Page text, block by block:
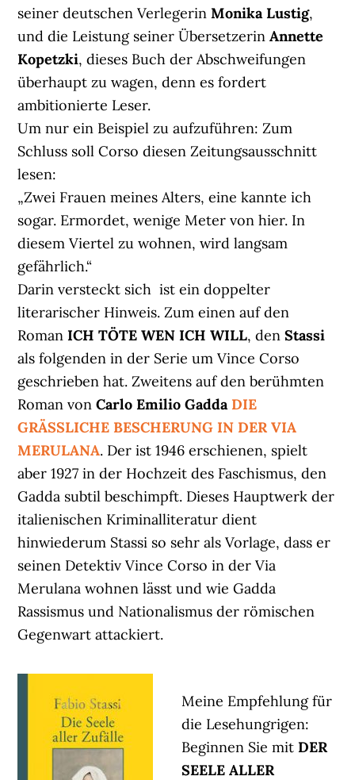
seiner deutschen VerlegerinMonika Lustig,
und die Leistung seiner ÜbersetzerinAnnette
Kopetzki, dieses Buch der Abschweifungen
überhaupt zu wagen, denn es fordert
ambitionierte Leser.
Um nur ein Beispiel zu aufzuführen: Zum
Schluss soll Corso diesen Zeitungsausschnitt
lesen:
„Zwei Frauen meines Alters, eine kannte ich
sogar. Ermordet, wenige Meter von hier. In
diesem Viertel zu wohnen, wird langsam
gefährlich.“
Darin versteckt sich ist ein doppelter
literarischer Hinweis. Zum einen auf den
RomanICH TÖTE WEN ICH WILL, denStassi
als folgenden in der Serie um Vince Corso
geschrieben hat. Zweitens auf den berühmten
Roman vonCarlo Emilio Gadda DIE
GRÄSSLICHE BESCHERUNG IN DER VIA
MERULANA. Der ist 1946 erschienen, spielt
aber 1927 in der Hochzeit des Faschismus, den
Gadda subtil beschimpft. Dieses Hauptwerk der
italienischen Kriminalliteratur dient
hinwiederum Stassi so sehr als Vorlage, dass er
seinen Detektiv Vince Corso in der Via
Merulana wohnen lässt und wie Gadda
Rassismus und Nationalismus der römischen
Gegenwart attackiert.
Meine Empfehlung für
die Lesehungrigen:
Beginnen Sie mitDER
SEELE ALLER